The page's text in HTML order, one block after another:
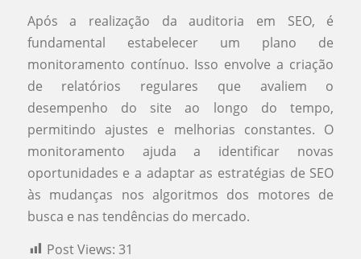
Após a realização da auditoria em SEO, é
fundamental estabelecer um plano de
monitoramento contínuo. Isso envolve a criação
de relatórios regulares que avaliem o
desempenho do site ao longo do tempo,
permitindo ajustes e melhorias constantes. O
monitoramento ajuda a identificar novas
oportunidades e a adaptar as estratégias de SEO
às mudanças nos algoritmos dos motores de
busca e nas tendências do mercado.
Post Views: 31